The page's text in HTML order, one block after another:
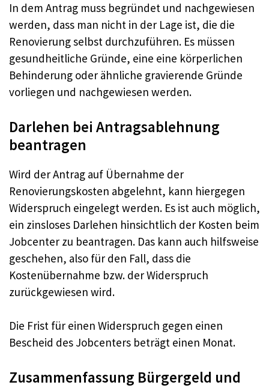
In dem Antrag muss begründet und nachgewiesen
werden, dass man nicht in der Lage ist, die die
Renovierung selbst durchzuführen. Es müssen
gesundheitliche Gründe, eine eine körperlichen
Behinderung oder ähnliche gravierende Gründe
vorliegen und nachgewiesen werden.
Darlehen bei Antragsablehnung
beantragen
Wird der Antrag auf Übernahme der
Renovierungskosten abgelehnt, kann hiergegen
Widerspruch eingelegt werden. Es ist auch möglich,
ein zinsloses Darlehen hinsichtlich der Kosten beim
Jobcenter zu beantragen. Das kann auch hilfsweise
geschehen, also für den Fall, dass die
Kostenübernahme bzw. der Widerspruch
zurückgewiesen wird.
Die Frist für einen Widerspruch gegen einen
Bescheid des Jobcenters beträgt einen Monat.
Zusammenfassung Bürgergeld und